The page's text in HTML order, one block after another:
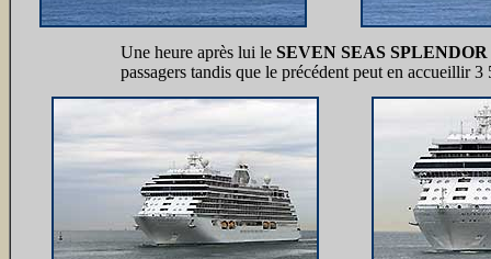
Une heure après lui le SEVEN SEAS SPLENDOR
passagers tandis que le précédent peut en accueillir 3